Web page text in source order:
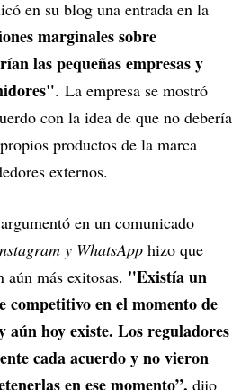
en su blog una entrada en la
marginales sobre
las pequeñas empresas y
. La empresa se mostró
con la idea de que no debería
productos de la marca
externos.
en un comunicado
y WhatsApp hizo que
aún más exitosas. "Existía un
competitivo en el momento de
aún hoy existe. Los reguladores
cada acuerdo y no vieron
en ese momento”, dijo